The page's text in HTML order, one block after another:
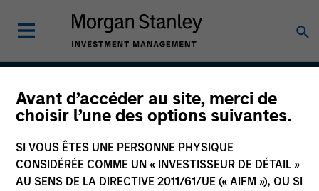
Avant d’accéder au site, merci de
choisir l’une des options suivantes.
SI VOUS ÊTES UNE PERSONNE PHYSIQUE
CONSIDÉRÉE COMME UN « INVESTISSEUR DE DÉTAIL »
AU SENS DE LA DIRECTIVE 2011/61/UE (« AIFM »), OU SI
Passport Overseas
Equity Strategy